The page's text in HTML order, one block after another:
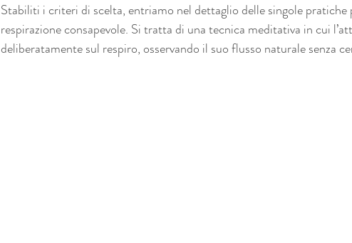
Stabiliti i criteri di scelta, entriamo nel dettaglio delle singole pratiche
respirazione consapevole. Si tratta di una tecnica meditativa in cui
deliberatamente sul respiro, osservando il suo flusso naturale senza